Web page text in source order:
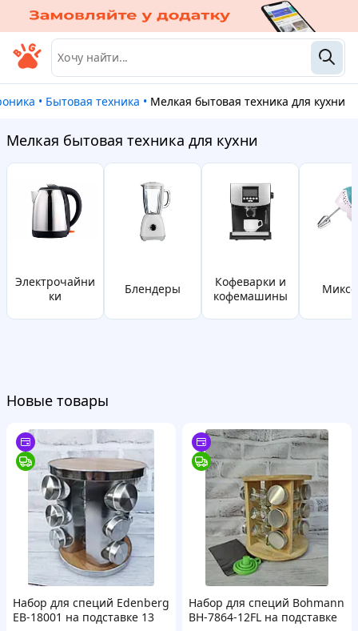
• Бытовая техника • Мелкая бытовая техника для кухни
Мелкая бытовая техника для кухни
электрочайни
ки
блендеры
Кофеварки и
кофемашины
Новые товары
Набор для специй Edenberg
EB-18001 на подставке 13
Набор для специй Bohmann
BH-7864-12FL на подставке